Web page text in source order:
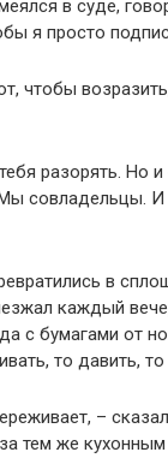
в суде,
я просто
чтобы
разорять. Но
совладельцы.
в
каждый
с бумагами от
то давить,
–
тем же